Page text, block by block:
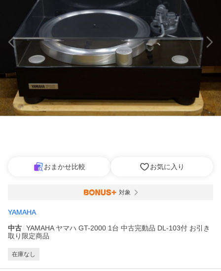
おまかせ比較 お気に入り
対象
YAMAHA
中古 YAMAHA ヤマハ GT-2000 1台 中古完動品 DL-103付 お引き
取り限定商品
在庫なし